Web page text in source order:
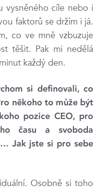
vysněného cíle nebo i
faktorů se držím i já.
co ve mně vzbuzuje
těšit. Pak mi nedělá
každý den.
si definovali, co
někoho to může být
pozice CEO, pro
času a svoboda
Jak jste si pro sebe
Osobně si toho